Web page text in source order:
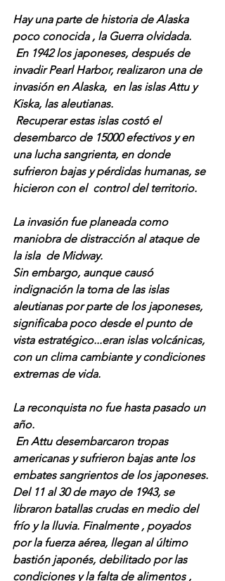
Hay una parte de historia de Alaska
poco conocida , la Guerra olvidada.
invadir Pearl Harbor, realizaron una de
invasión en Alaska,  en las islas Attu y
Kiska, las aleutianas.
desembarco de 15000 efectivos y en
una lucha sangrienta, en donde
sufrieron bajas y pérdidas humanas, se
hicieron con el  control del territorio.
La invasión fue planeada como
maniobra de distracción al ataque de
la isla  de Midway.
Sin embargo, aunque causó
indignación la toma de las islas
aleutianas por parte de los japoneses,
significaba poco desde el punto de
vista estratégico...eran islas volcánicas,
con un clima cambiante y condiciones
extremas de vida.
La reconquista no fue hasta pasado un
año.
americanas y sufrieron bajas ante los
embates sangrientos de los japoneses.
Del 11 al 30 de mayo de 1943, se
libraron batallas crudas en medio del
frío y la lluvia. Finalmente , poyados
por la fuerza aérea, llegan al último
bastión japonés, debilitado por las
condiciones y la falta de alimentos ,